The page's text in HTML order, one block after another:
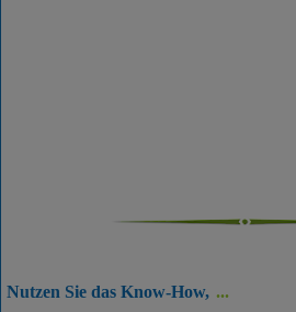
Nutzen Sie das Know-How,